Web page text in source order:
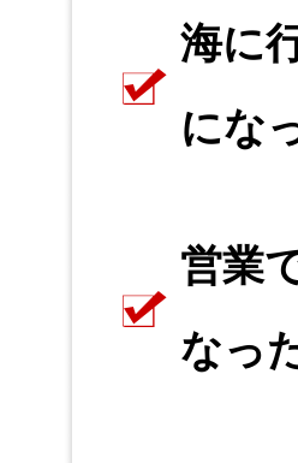
海に
にな
営業
なっ